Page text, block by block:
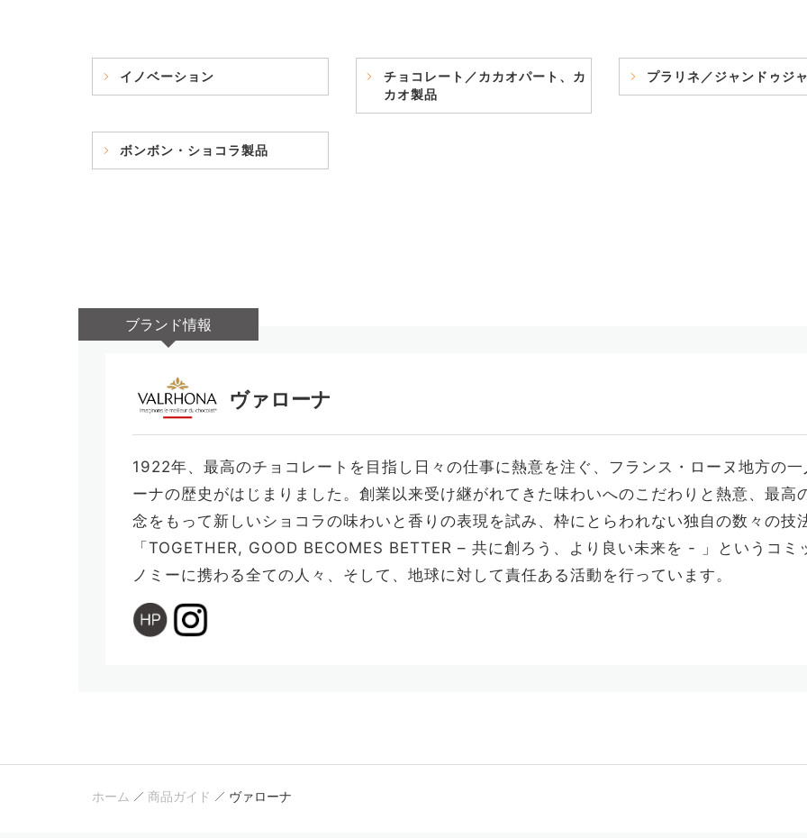
イノベーション
チョコレート／カカオパート、カ
カオ製品
プラリネ／ジャンドゥジャ
ボンボン・ショコラ製品
ブランド情報
ヴァローナ
1922年、最高のチョコレートを目指し日々の仕事に熱意を注ぐ、フランス・ローヌ地方の
ーナの歴史がはじまりました。創業以来受け継がれてきた味わいへのこだわりと熱意、最高
念をもって新しいショコラの味わいと香りの表現を試み、枠にとらわれない独自の数々の技
「TOGETHER, GOOD BECOMES BETTER – 共に創ろう、より良い未来を - 」というコミ
ノミーに携わる全ての人々、そして、地球に対して責任ある活動を行っています。
ホーム 商品ガイド ヴァローナ